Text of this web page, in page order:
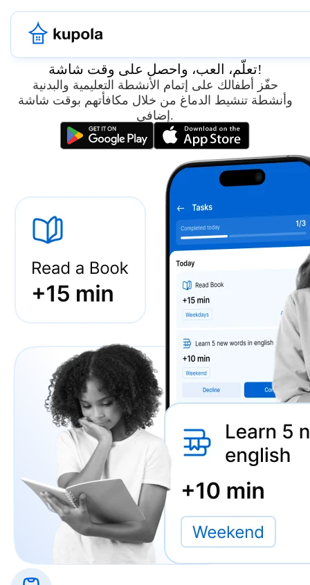
مهام للأطفال، تعزز النمو
تعلّم، العب، واحصل على وقت شاشة!
حفّز أطفالك على إتمام الأنشطة التعليمية والبدنية
وأنشطة تنشيط الدماغ من خلال مكافأتهم بوقت شاشة
إضافي.